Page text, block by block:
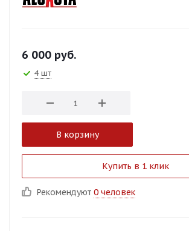
6 000 руб.
4 шт
В корзину
Купить в 1 клик
Рекомендуют 0 человек